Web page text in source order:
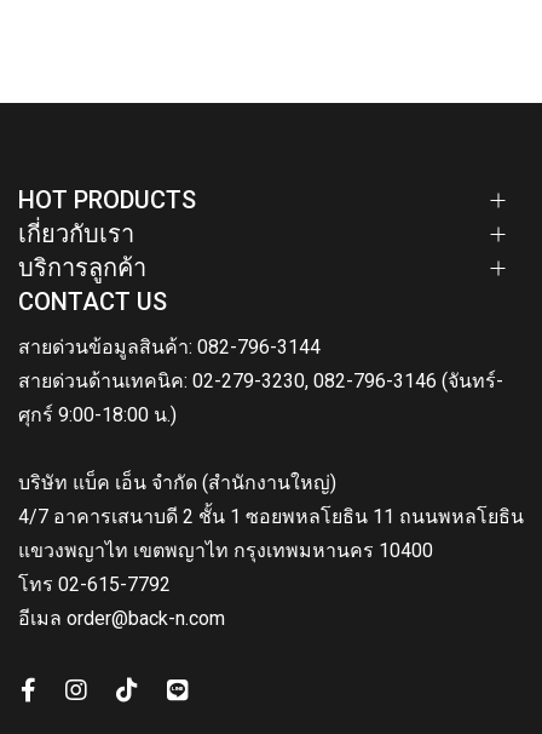
HOT PRODUCTS
เกี่ยวกับเรา
บริการลูกค้า
CONTACT US
สายด่วนข้อมูลสินค้า: 082-796-3144
สายด่วนด้านเทคนิค: 02-279-3230, 082-796-3146 (จันทร์-
ศุกร์ 9:00-18:00 น.)
บริษัท แบ็ค เอ็น จำกัด (สำนักงานใหญ่)
4/7 อาคารเสนาบดี 2 ชั้น 1 ซอยพหลโยธิน 11 ถนนพหลโยธิน
แขวงพญาไท เขตพญาไท กรุงเทพมหานคร 10400
โทร 02-615-7792
อีเมล order@back-n.com